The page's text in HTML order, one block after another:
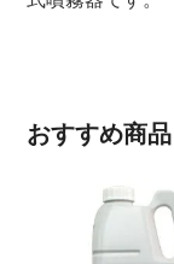
おすすめ商品